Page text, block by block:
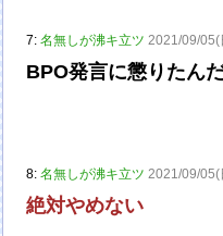
7:名無しが沸キ立ツ 2021/09/05(
BPO発言に懲りたん
8:名無しが沸キ立ツ 2021/09/
絶対やめない